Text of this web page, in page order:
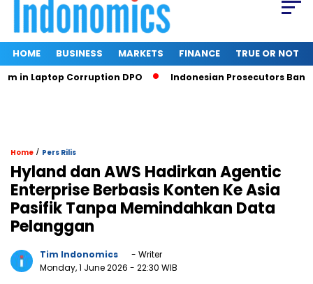
HOME BUSINESS MARKETS FINANCE TRUE OR NOT
Laptop Corruption DPO Indonesian Prosecutors Ban
Home / Pers Rilis
Hyland dan AWS Hadirkan Agentic
Enterprise Berbasis Konten Ke Asia
Pasifik Tanpa Memindahkan Data
Pelanggan
Tim Indonomics
- Writer
Monday, 1 June 2026 - 22:30 WIB